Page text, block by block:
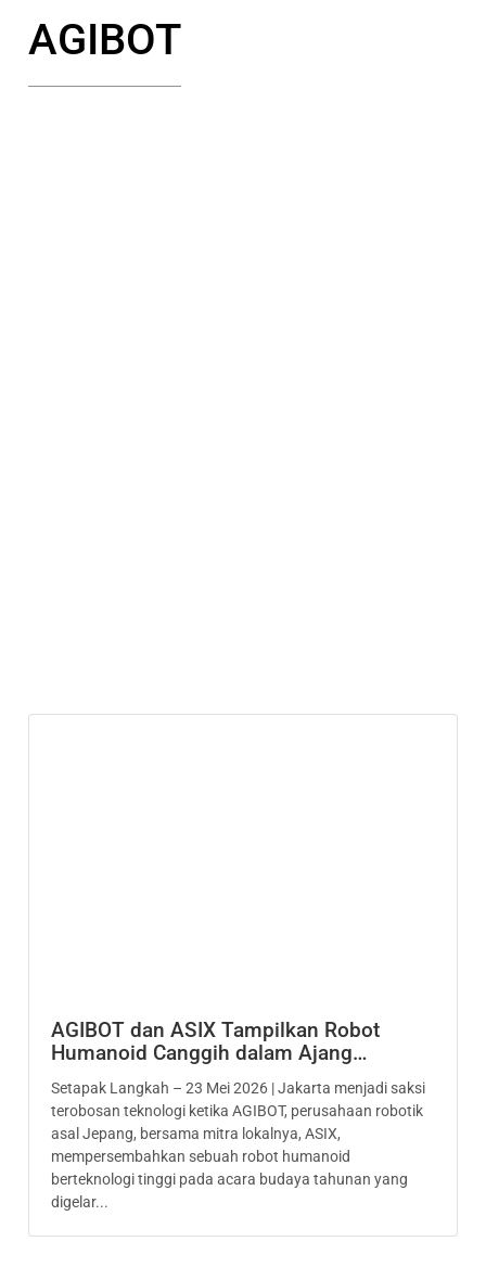
AGIBOT
AGIBOT dan ASIX Tampilkan Robot
Humanoid Canggih dalam Ajang…
Setapak Langkah – 23 Mei 2026 | Jakarta menjadi saksi
terobosan teknologi ketika AGIBOT, perusahaan robotik
asal Jepang, bersama mitra lokalnya, ASIX,
mempersembahkan sebuah robot humanoid
berteknologi tinggi pada acara budaya tahunan yang
digelar...